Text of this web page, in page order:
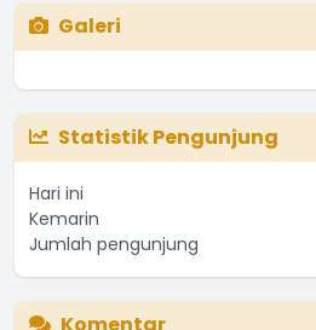
Galeri
Statistik Pengunjung
Hari ini
Kemarin
Jumlah pengunjung
Komentar